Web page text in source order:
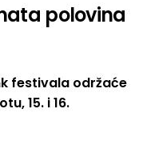
polovina
festivala održaće
15. i 16.